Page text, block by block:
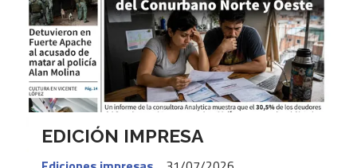
EDICIÓN IMPRESA